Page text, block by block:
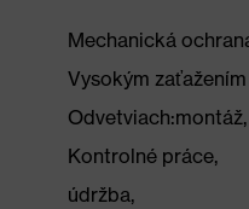
Mechanická
Vysokým
Odvetviach:montáž,
Kontrolné práce,
údržba,